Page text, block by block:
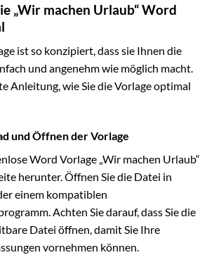
„Wir machen Urlaub“ Word
ist so konzipiert, dass sie Ihnen die
und angenehm wie möglich macht.
Anleitung, wie Sie die Vorlage optimal
und Öffnen der Vorlage
Word Vorlage „Wir machen Urlaub“
herunter. Öffnen Sie die Datei in
einem kompatiblen
Achten Sie darauf, dass Sie die
Datei öffnen, damit Sie Ihre
vornehmen können.